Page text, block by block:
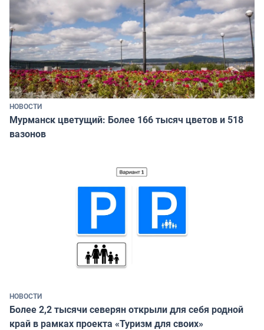
НОВОСТИ
Мурманск цветущий: Более 166 тысяч цветов и 518
вазонов
НОВОСТИ
Более 2,2 тысячи северян открыли для себя родной
край в рамках проекта «Туризм для своих»